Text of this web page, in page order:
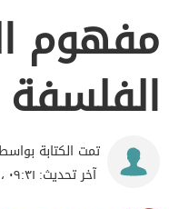
مفهوم
الفلسفة
تمت الكتابة
آخر تحديث: ٠٩:٣١ ، ١٥ مايو ٢٠١٧